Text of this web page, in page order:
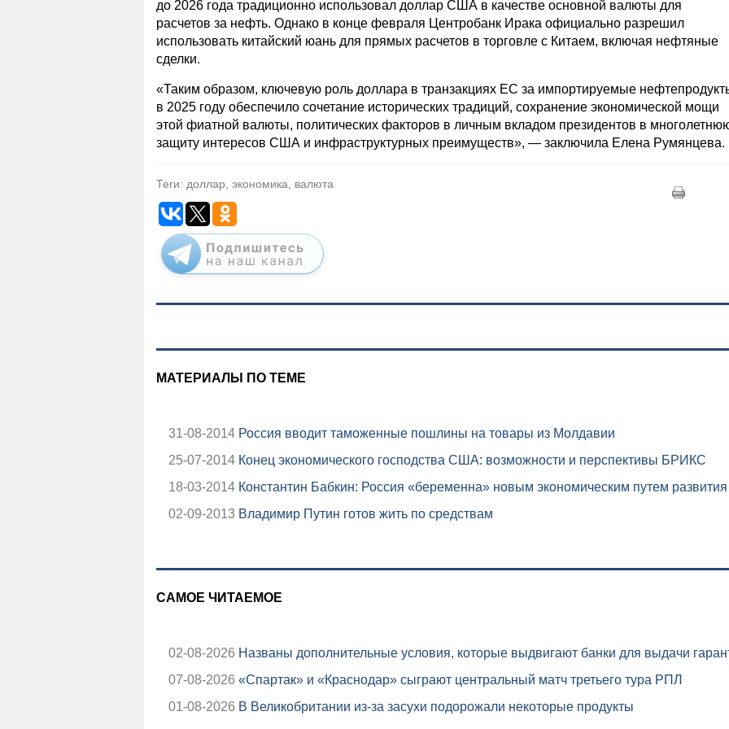
до 2026 года традиционно использовал доллар США в качестве основной валюты для
расчетов за нефть. Однако в конце февраля Центробанк Ирака официально разрешил
использовать китайский юань для прямых расчетов в торговле с Китаем, включая нефтяные
сделки.
«Таким образом, ключевую роль доллара в транзакциях ЕС за импортируемые
в 2025 году обеспечило сочетание исторических традиций, сохранение экономической мощи
этой фиатной валюты, политических факторов в личным вкладом президентов в
защиту интересов США и инфраструктурных преимуществ», — заключила Елена Румянцева.
Теги: доллар, экономика, валюта
МАТЕРИАЛЫ ПО ТЕМЕ
31-08-2014 Россия вводит таможенные пошлины на товары из Молдавии
25-07-2014 Конец экономического господства США: возможности и перспективы БРИКС
18-03-2014 Константин Бабкин: Россия «беременна» новым экономическим путем развития
02-09-2013 Владимир Путин готов жить по средствам
САМОЕ ЧИТАЕМОЕ
02-08-2026 Названы дополнительные условия, которые выдвигают банки для выдачи
07-08-2026 «Спартак» и «Краснодар» сыграют центральный матч третьего тура РПЛ
01-08-2026 В Великобритании из-за засухи подорожали некоторые продукты